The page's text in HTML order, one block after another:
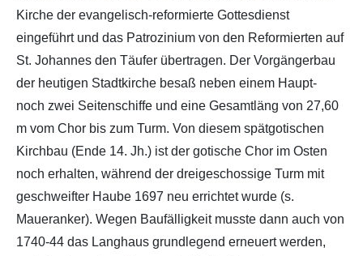
Kirche der evangelisch-reformierte Gottesdienst
eingeführt und das Patrozinium von den Reformierten auf
St. Johannes den Täufer übertragen. Der Vorgängerbau
der heutigen Stadtkirche besaß neben einem Haupt-
noch zwei Seitenschiffe und eine Gesamtläng von 27,60
m vom Chor bis zum Turm. Von diesem spätgotischen
Kirchbau (Ende 14. Jh.) ist der gotische Chor im Osten
noch erhalten, während der dreigeschossige Turm mit
geschweifter Haube 1697 neu errichtet wurde (s.
Maueranker). Wegen Baufälligkeit musste dann auch von
1740-44 das Langhaus grundlegend erneuert werden,